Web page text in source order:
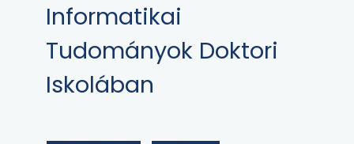
Informatikai
Tudományok Doktori
Iskolában